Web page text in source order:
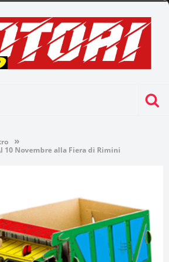
»
10 Novembre alla Fiera di Rimini